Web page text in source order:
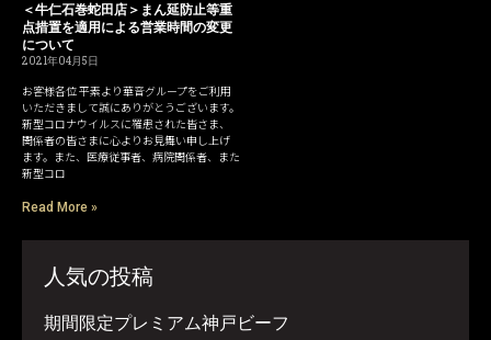
＜牛仁石巻蛇田店＞まん延防止等重
点措置を適用による営業時間の変更
について
2021年04月5日
お客様各位 平素より華音グループをご利用
いただきまして誠にありがとうございます。
新型コロナウイルスに罹患された皆さま、
関係者の皆さまに心よりお見舞い申し上げ
ます。また、医療従事者、病院関係者、また
新型コロ
Read More »
人気の投稿
期間限定プレミアム神戸ビーフ